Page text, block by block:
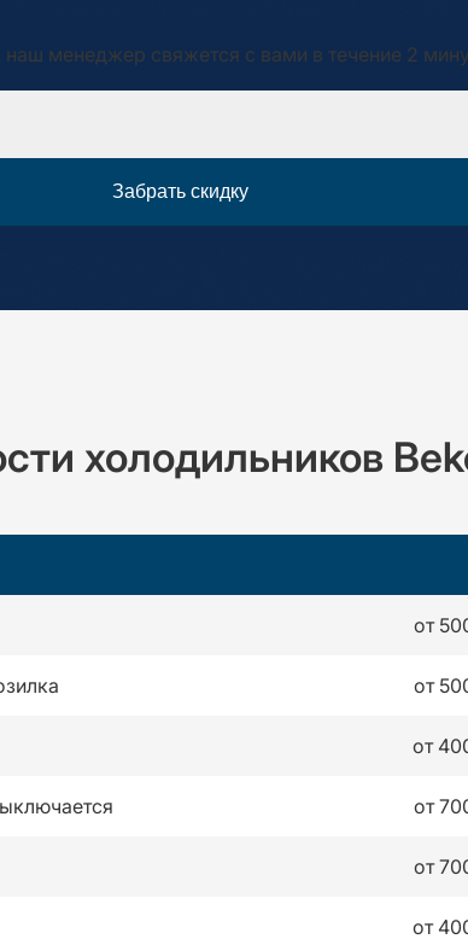
наш менеджер свяжется с вами в течение 2
Забрать скидку
холодильников
от
от
от
от
от
от